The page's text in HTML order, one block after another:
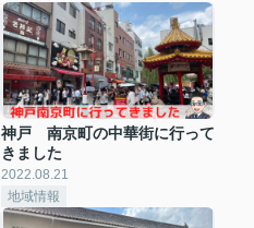
神戸 南京町の中華街に行って
きました
2022.08.21
地域情報